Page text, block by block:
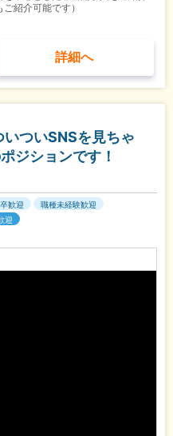
紹介可能です）
詳細へ
いついSNSを見ちゃ
ジションです！
歓迎
職種未経験歓迎
迎